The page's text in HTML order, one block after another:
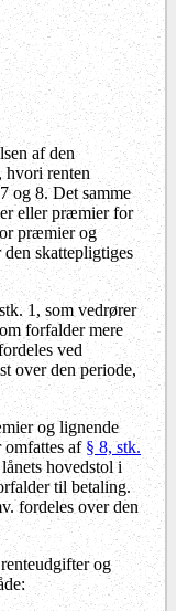
af den
hvori renten
og 8. Det samme
eller præmier for
præmier og
skattepligtiges
1, som vedrører
forfalder mere
ved
over den periode,
og lignende
omfattes af§ 8, stk.
hovedstol i
til betaling.
fordeles over den
og